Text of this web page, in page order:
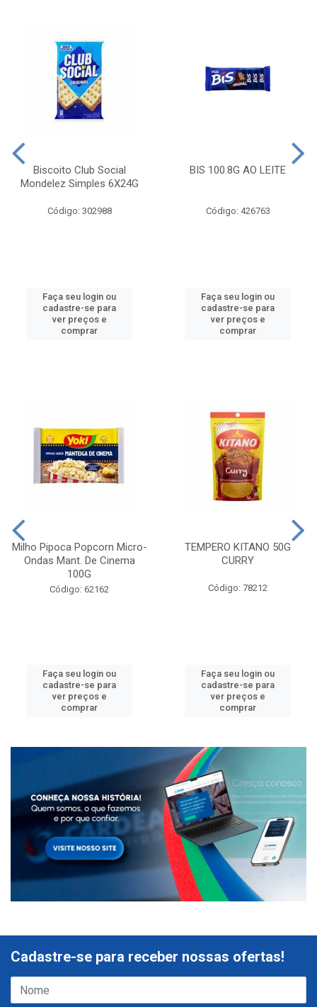
Biscoito Club Social
Mondelez Simples 6X24G
Código: 302988
Faça seu login ou
cadastre-se para
ver preços e
comprar
BIS 100.8G AO LEITE
Código: 426763
Faça seu login ou
cadastre-se para
ver preços e
comprar
Milho Pipoca Popcorn Micro-
Ondas Mant. De Cinema
100G
Código: 62162
Faça seu login ou
cadastre-se para
ver preços e
comprar
TEMPERO KITANO 50G
CURRY
Código: 78212
Faça seu login ou
cadastre-se para
ver preços e
comprar
Cadastre-se para receber nossas ofertas!